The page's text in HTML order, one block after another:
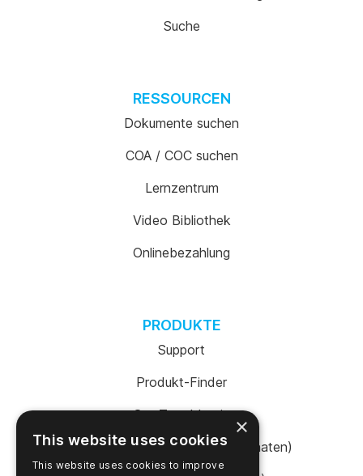
Suche
RESSOURCEN
Dokumente suchen
COA / COC suchen
Lernzentrum
Video Bibliothek
Onlinebezahlung
PRODUKTE
Support
Produkt-Finder
SureTrend Login
Online einkaufen (Vereinigte Staaten)
×
This website uses cookies
This website uses cookies to improve